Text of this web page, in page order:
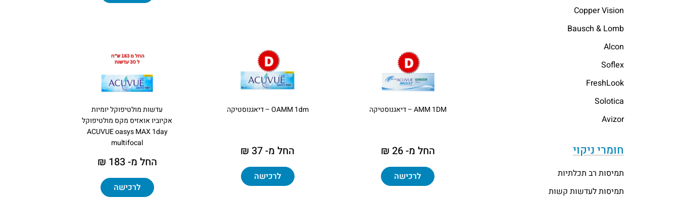
Copper Vision
Bausch & Lomb
Alcon
Soflex
FreshLook
Solotica
Avizor
חומרי ניקוי
תמיסות רב תכלתיות
תמיסות לעדשות קשות
AMM 1DM – דיאגנוסטיקה
החל מ- 26 ₪
לרכישה
OAMM 1dm – דיאגנוסטיקה
החל מ- 37 ₪
לרכישה
עדשות מולטיפוקל יומיות
אקיוביו אואזיס מקס מולטיפוקל
ACUVUE oasys MAX 1day
multifocal
החל מ- 183 ₪
לרכישה